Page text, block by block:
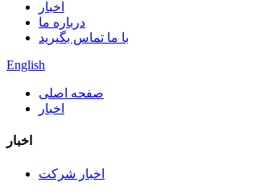
اخبار
درباره ما
با ما تماس بگیرید
English
صفحه اصلی
اخبار
اخبار
اخبار شرکت